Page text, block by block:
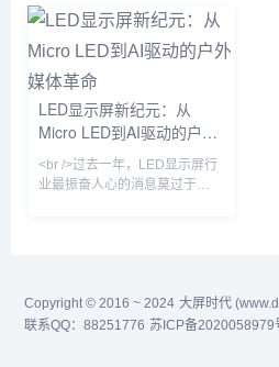
小时200万颗，推动单位成本同
比下降42%。三星、索尼、利亚
德等头部厂商相继推出新一代
Micro LED商用显示屏，像素间
距突破P0.3以下，实现真正意义
上的“无拼接缝”显示。与此同
时，COB（板上芯片）封装技
市场占比首次超过50%，彻
LED显示屏新纪元：从
Micro LED到AI驱动的户外
媒体革命
<br />过去一年，LED显示屏行
业最振奋人心的消息莫过于
高高在上的Micro LED开始向高
端商用显示和超大尺寸家用电视
Copyright © 2016 ~ 2024 大屏时代
联系QQ：88251776 苏ICP备2020058979